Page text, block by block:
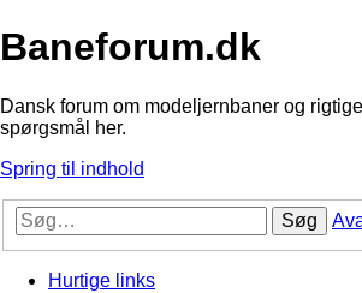
Baneforum.dk
Dansk forum om modeljernbaner og
spørgsmål her.
Spring til indhold
Søg
Hurtige links